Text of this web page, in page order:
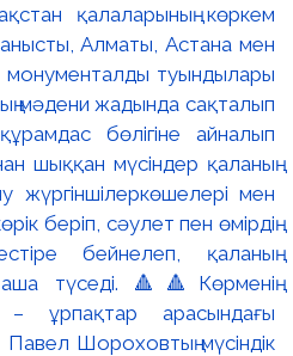
қалаларының көркем
Алматы, Астана мен
монументалды туындылары
мәдени жадында сақталып
бөлігіне айналып
шыққан мүсіндер қаланың
жүргіншілеркөшелері мен
беріп, сәулет пен өмірдің
бейнелеп, қаланың
түседі. 🔺🔺Көрменің
– ұрпақтар арасындағы
Шороховтың мүсіндік